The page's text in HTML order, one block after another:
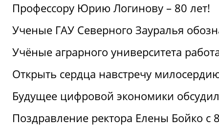
Профессору Юрию Логинову – 80 лет!
Ученые ГАУ Северного Зауралья
Учёные аграрного университета
Открыть сердца навстречу
Будущее цифровой экономики
Поздравление ректора Елены Бойко с